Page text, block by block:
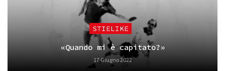
STIELIKE
«Quando mi è capitato?»
17 Giugno 2022